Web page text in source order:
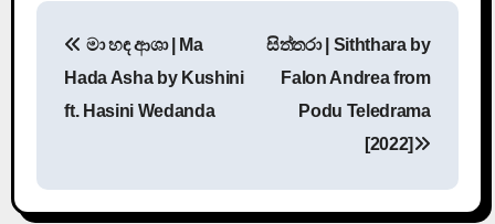
P
n
මා හඳ ආශා | Ma
Hada Asha by Kushini
ft. Hasini Wedanda
සිත්තරා | Siththara by
Falon Andrea from
Podu Teledrama
[2022]